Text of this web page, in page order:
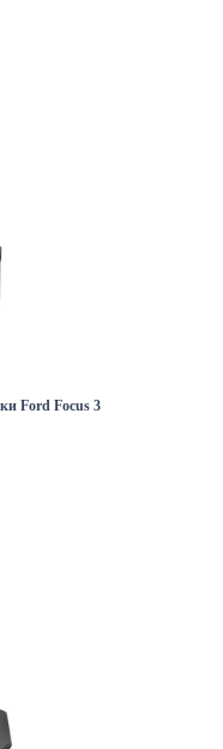
Ford Focus 3